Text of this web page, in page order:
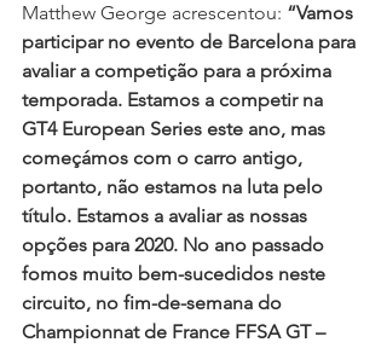
Matthew George acrescentou: “Vamos
participar no evento de Barcelona para
avaliar a competição para a próxima
temporada. Estamos a competir na
GT4 European Series este ano, mas
começámos com o carro antigo,
portanto, não estamos na luta pelo
título. Estamos a avaliar as nossas
opções para 2020. No ano passado
fomos muito bem-sucedidos neste
circuito, no fim-de-semana do
Championnat de France FFSA GT –